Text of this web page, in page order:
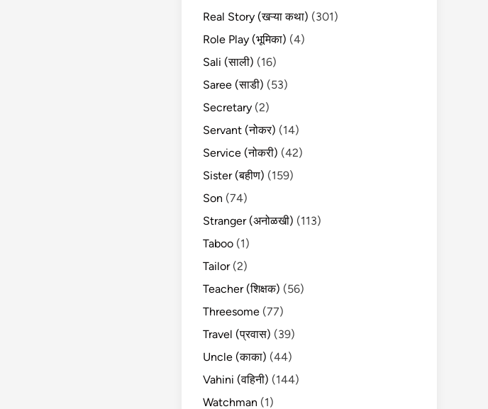
Real Story (खऱ्या कथा) (301)
Role Play (भूमिका) (4)
Sali (साली) (16)
Saree (साडी) (53)
Secretary (2)
Servant (नोकर) (14)
Service (नोकरी) (42)
Sister (बहीण) (159)
Son (74)
Stranger (अनोळखी) (113)
Taboo (1)
Tailor(2)
Teacher (शिक्षक) (56)
Threesome (77)
Travel (प्रवास) (39)
Uncle (काका) (44)
Vahini (वहिनी) (144)
Watchman (1)